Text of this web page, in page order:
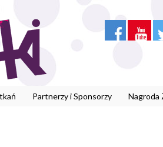
Partnerzy i Sponsorzy Nagroda